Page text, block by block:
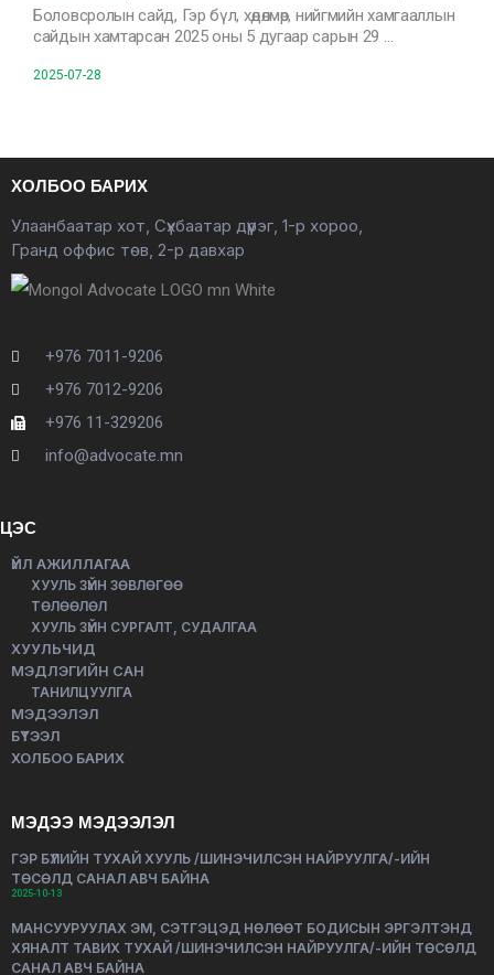
Боловсролын сайд, Гэр бүл, хөдөлмөр, нийгмийн хамгааллын
сайдын хамтарсан 2025 оны 5 дугаар сарын 29 …
2025-07-28
ХОЛБОО БАРИХ
Улаанбаатар хот, Сүхбаатар дүүрэг, 1-р хороо,
Гранд оффис төв, 2-р давхар
+976 7011-9206
+976 7012-9206
+976 11-329206
info@advocate.mn
ЦЭС
ҮЙЛ АЖИЛЛАГАА
ХУУЛЬ ЗҮЙН ЗӨВЛӨГӨӨ
ТӨЛӨӨЛӨЛ
ХУУЛЬ ЗҮЙН СУРГАЛТ, СУДАЛГАА
ХУУЛЬЧИД
МЭДЛЭГИЙН САН
ТАНИЛЦУУЛГА
МЭДЭЭЛЭЛ
БҮТЭЭЛ
ХОЛБОО БАРИХ
МЭДЭЭ МЭДЭЭЛЭЛ
ГЭР БҮЛИЙН ТУХАЙ ХУУЛЬ /ШИНЭЧИЛСЭН НАЙРУУЛГА/-ИЙН
ТӨСӨЛД САНАЛ АВЧ БАЙНА
2025-10-13
МАНСУУРУУЛАХ ЭМ, СЭТГЭЦЭД НӨЛӨӨТ БОДИСЫН ЭРГЭЛТЭНД
ХЯНАЛТ ТАВИХ ТУХАЙ /ШИНЭЧИЛСЭН НАЙРУУЛГА/-ИЙН ТӨСӨЛД
САНАЛ АВЧ БАЙНА